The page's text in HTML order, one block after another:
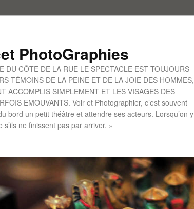
PhotoGraphies
DU CÔTE DE LA RUE LE SPECTACLE EST TOUJOURS
TÉMOINS DE LA PEINE ET DE LA JOIE DES HOMMES,
ACCOMPLIS SIMPLEMENT ET LES VISAGES DES
EMOUVANTS. Voir et Photographier, c’est souvent
bord un petit théâtre et attendre ses acteurs. Lorsqu’on y
ne finissent pas par arriver. »